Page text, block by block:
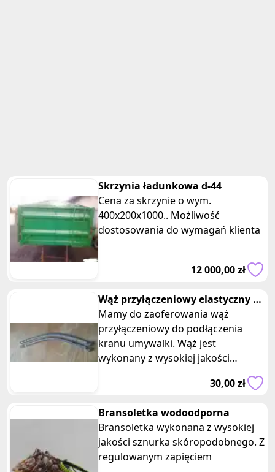
Skrzynia ładunkowa d-44
Cena za skrzynie o wym.
400x200x1000.. Możliwość
dostosowania do wymagań klienta
12 000,00 zł
Wąż przyłączeniowy elastyczny do
podłączenia kranu baterii
Mamy do zaoferowania wąż
przyłączeniowy do podłączenia
kranu umywalki. Wąż jest
wykonany z wysokiej jakości
charakteryzuje się dużą wyt30,00 zł
Bransoletka wodoodporna
Bransoletka wykonana z wysokiej
jakości sznurka skóropodobnego. Z
regulowanym zapięciem